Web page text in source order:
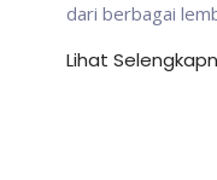
dari berbagai
Lihat